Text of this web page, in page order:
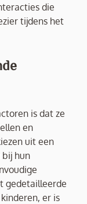
die
tijdens het
is dat ze
en
uit een
bij hun
gedetailleerde
er is